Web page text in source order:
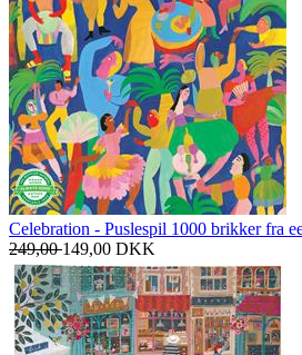
Celebration - Puslespil 1000 brikker fra
249,00149,00 DKK